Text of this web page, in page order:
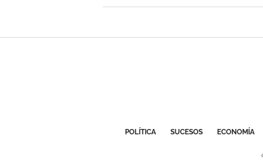
POLÍTICA SUCESOS ECONOMÍA